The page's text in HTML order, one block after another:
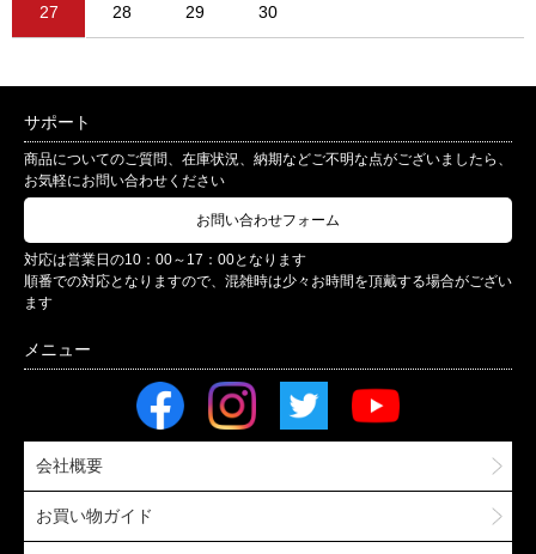
27 28 29 30
サポート
商品についてのご質問、在庫状況、納期などご不明な点がございましたら、
お気軽にお問い合わせください
お問い合わせフォーム
対応は営業日の10：00～17：00となります
順番での対応となりますので、混雑時は少々お時間を頂戴する場合がござい
ます
会社概要
お買い物ガイド